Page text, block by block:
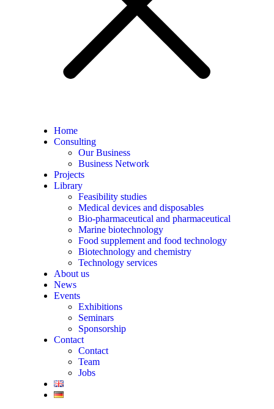
Home
Consulting
Our Business
Business Network
Projects
Library
Feasibility studies
Medical devices and disposables
Bio-pharmaceutical and pharmaceutical
Marine biotechnology
Food supplement and food technology
Biotechnology and chemistry
Technology services
About us
News
Events
Exhibitions
Seminars
Sponsorship
Contact
Contact
Team
Jobs